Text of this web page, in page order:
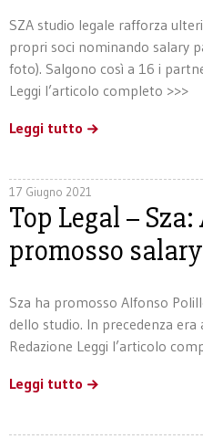
SZA studio legale rafforza
propri soci nominando salary
foto). Salgono così a 16 i
Leggi l’articolo completo >>>
Leggi tutto
17 Giugno 2021
Top Legal –
promosso
Sza ha promosso Alfonso
dello studio. In precedenza era
Redazione Leggi l’articolo
Leggi tutto